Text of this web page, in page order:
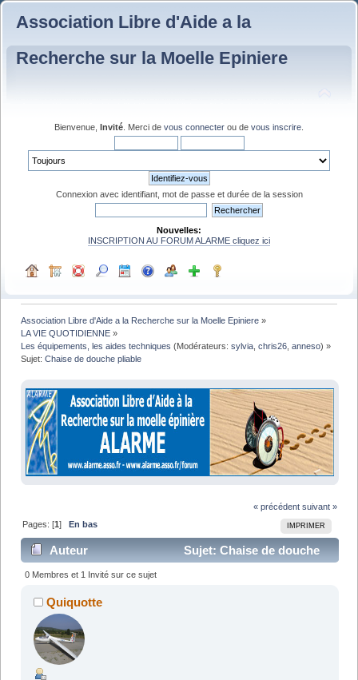
Association Libre d'Aide a la
Recherche sur la Moelle Epiniere
Bienvenue, Invité . Merci de vous connecter ou de vous inscrire
Connexion avec identifiant, mot de passe et durée de la session
Nouvelles:
INSCRIPTION AU FORUM ALARME cliquez ici
Association Libre d'Aide a la Recherche sur la Moelle Epiniere »
LA VIE QUOTIDIENNE »
Les équipements, les aides techniques (Modérateurs:sylvia ,chris26 ,anneso) »
Sujet:Chaise de douche pliable
« précédent suivant »
IMPRIMER
Pages: [1] En bas
Auteur
Sujet: Chaise de douche
pliable (Lu 21426 fois)
0 Membres et 1 Invité sur ce sujet
Quiquotte